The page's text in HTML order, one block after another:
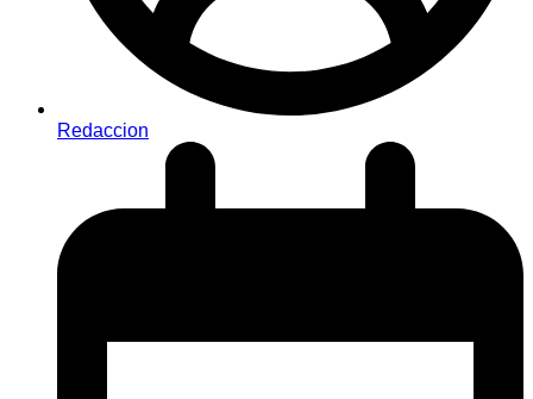
Redaccion